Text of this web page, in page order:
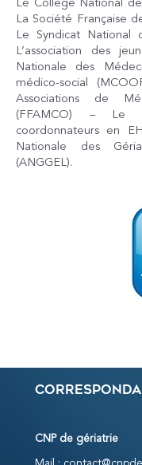
Le Collège National
La Société Française
Le Syndicat National
L’association des
Nationale des
médico-social
Associations de
(FFAMCO) – Le
coordonnateurs en
Nationale des
(ANGGEL).
CNP de gériatrie